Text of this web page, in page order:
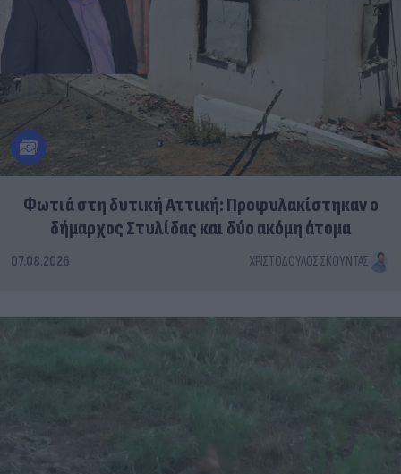
Φωτιά στη δυτική Αττική: Προφυλακίστηκαν ο
δήμαρχος Στυλίδας και δύο ακόμη άτομα
07.08.2026 ΧΡΙΣΤΌΔΟΥΛΟΣ ΣΚΟΎΝΤΑΣ